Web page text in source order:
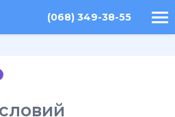
(068) 349-38-55